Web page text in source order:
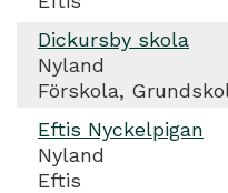
Dickursby skola
Nyland
Förskola,
Eftis Nyckelpigan
Nyland
Eftis